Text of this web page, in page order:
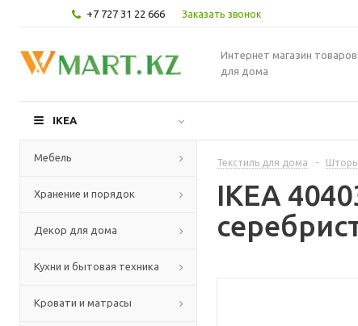
+7 727 31 22 666 Заказать звонок
Интернет магазин товаров
для дома
IKEA
Мебель
Хранение и порядок
Декор для дома
Кухни и бытовая техника
Кровати и матрасы
Текстиль для дома -
IKEA